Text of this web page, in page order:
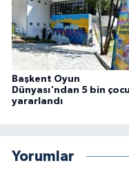
Başkent Oyun
Dünyası'ndan 5 bin
yararlandı
Yorumlar